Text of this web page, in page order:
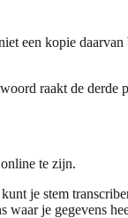
een kopie
raakt de derde
te zijn.
je stem
je gegevens